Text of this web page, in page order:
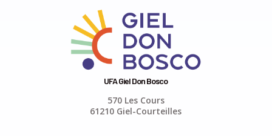
UFA Giel Don Bosco
570 Les Cours
61210 Giel-Courteilles